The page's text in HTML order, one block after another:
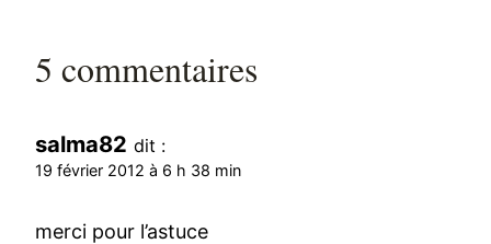
5 commentaires
salma82 dit :
19 février 2012 à 6 h 38 min
merci pour l’astuce